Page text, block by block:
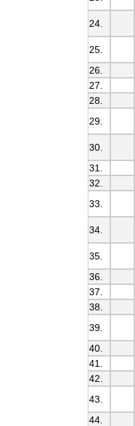
24.
25.
26.
27.
28.
29.
30.
31.
32.
33.
34.
35.
36.
37.
38.
39.
40.
41.
42.
43.
44.